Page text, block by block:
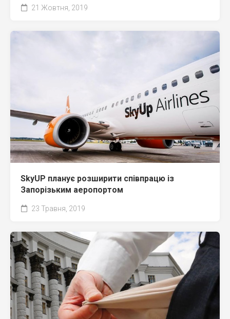
21 Жовтня, 2019
SkyUP планує розширити співпрацю із
Запорізьким аеропортом
23 Травня, 2019